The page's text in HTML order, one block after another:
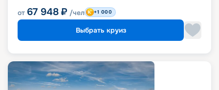
от 67 948 ₽ /чел +1 000
Выбрать круиз